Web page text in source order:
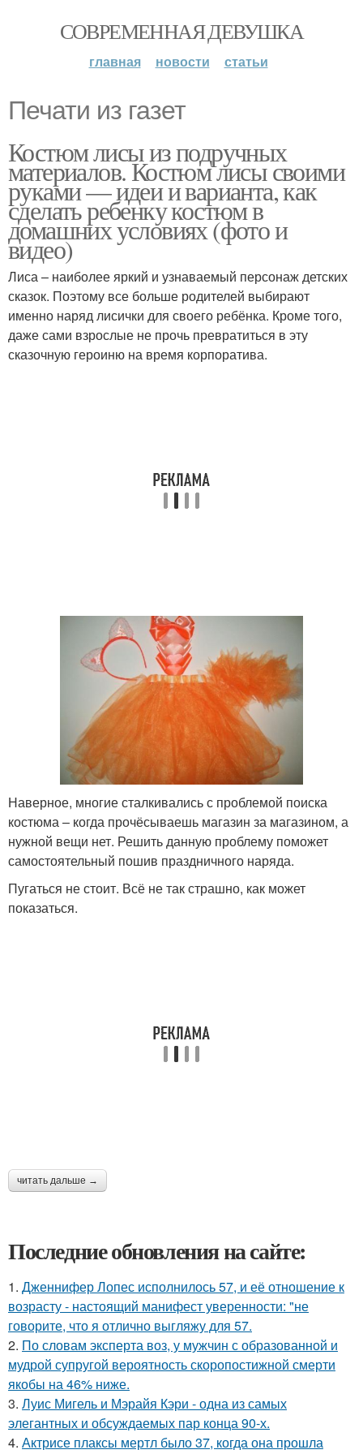
СОВРЕМЕННАЯ ДЕВУШКА
главная новости статьи
Печати из газет
Костюм лисы из подручных
материалов. Костюм лисы своими
руками — идеи и варианта, как
сделать ребенку костюм в
домашних условиях (фото и
видео)
Лиса – наиболее яркий и узнаваемый персонаж детских
сказок. Поэтому все больше родителей выбирают
именно наряд лисички для своего ребёнка. Кроме того,
даже сами взрослые не прочь превратиться в эту
сказочную героиню на время корпоратива.
Наверное, многие сталкивались с проблемой поиска
костюма – когда прочёсываешь магазин за магазином, а
нужной вещи нет. Решить данную проблему поможет
самостоятельный пошив праздничного наряда.
Пугаться не стоит. Всё не так страшно, как может
показаться.
читать дальше →
Последние обновления на сайте:
1. Дженнифер Лопес исполнилось 57, и её отношение к
возрасту - настоящий манифест уверенности: "не
говорите, что я отлично выгляжу для 57.
2. По словам эксперта воз, у мужчин с образованной и
мудрой супругой вероятность скоропостижной смерти
якобы на 46% ниже.
3. Луис Мигель и Мэрайя Кэри - одна из самых
элегантных и обсуждаемых пар конца 90-х.
4. Актрисе плаксы мертл было 37, когда она прошла